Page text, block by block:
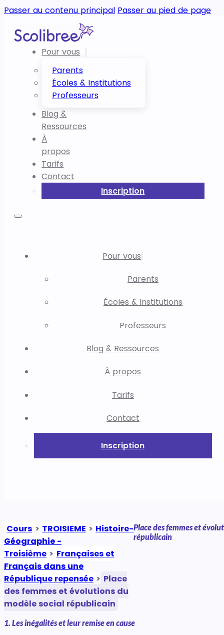
Passer au contenu principal Passer au pied de page
Pour vous
Parents
Écoles & Institutions
Professeurs
Blog &
Ressources
À
propos
Tarifs
Contact
Inscription
Pour vous
Parents
Écoles & Institutions
Professeurs
Blog & Ressources
À propos
Tarifs
Contact
Inscription
Cours > TROISIEME > Histoire-
Géographie -
Troisième > Françaises et
Français dans une
République repensée > Place
des femmes et évolutions du
modèle social républicain
Place des femmes et
républicain
1. Les inégalités et leur remise en cause